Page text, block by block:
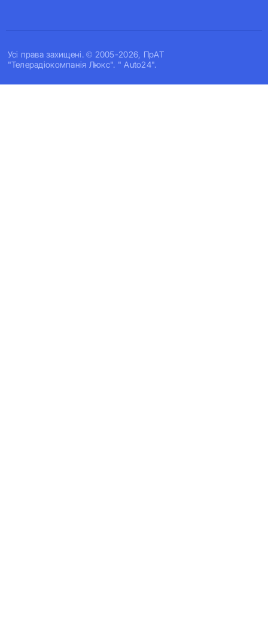
Усi права захищенi. © 2005-2026, ПрАТ
"Телерадіокомпанія Люкс". " Auto24".